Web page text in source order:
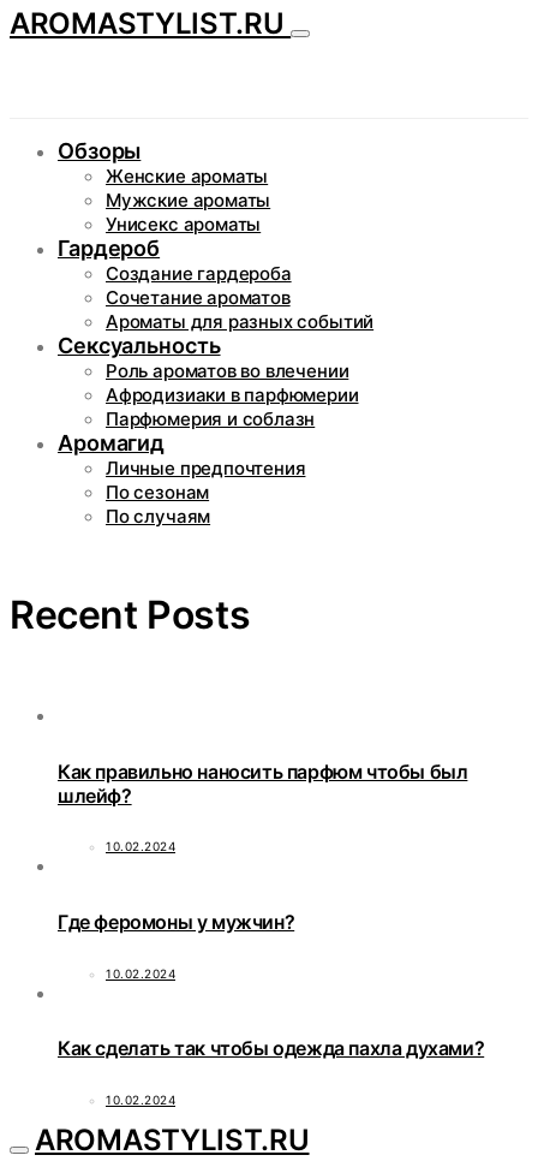
AROMASTYLIST.RU
Обзоры
Женские ароматы
Мужские ароматы
Унисекс ароматы
Гардероб
Создание гардероба
Сочетание ароматов
Ароматы для разных событий
Сексуальность
Роль ароматов во влечении
Афродизиаки в парфюмерии
Парфюмерия и соблазн
Аромагид
Личные предпочтения
По сезонам
По случаям
Recent Posts
Как правильно наносить парфюм чтобы был
шлейф?
10.02.2024
Где феромоны у мужчин?
10.02.2024
Как сделать так чтобы одежда пахла духами?
10.02.2024
AROMASTYLIST.RU